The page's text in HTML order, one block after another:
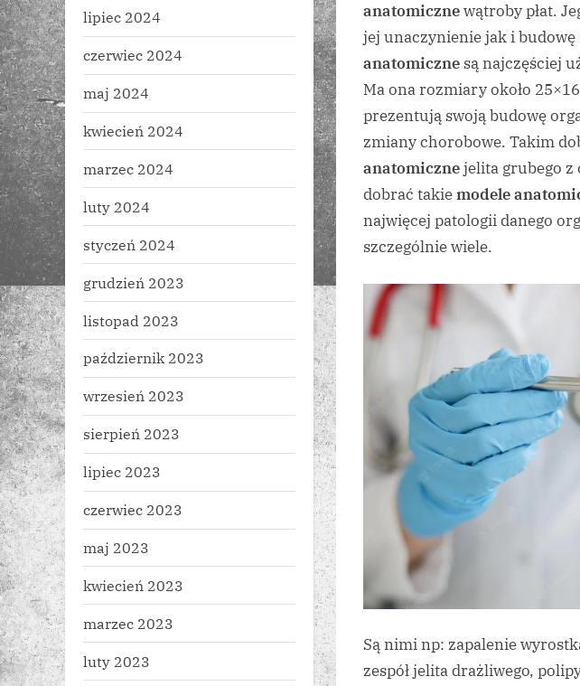
anatomicznewątroby płat.
jej unaczynienie jak i
anatomiczne są najczęściej
Ma ona rozmiary około
prezentują swoją budowę
zmiany chorobowe. Takim
anatomicznejelita grubego
dobrać takiemodele
najwięcej patologii danego
szczególnie wiele.
Są nimi np: zapalenie
zespół jelita drażliwego,
lipiec 2024
czerwiec 2024
maj 2024
kwiecień 2024
marzec 2024
luty 2024
styczeń 2024
grudzień 2023
listopad 2023
październik 2023
wrzesień 2023
sierpień 2023
lipiec 2023
czerwiec 2023
maj 2023
kwiecień 2023
marzec 2023
luty 2023